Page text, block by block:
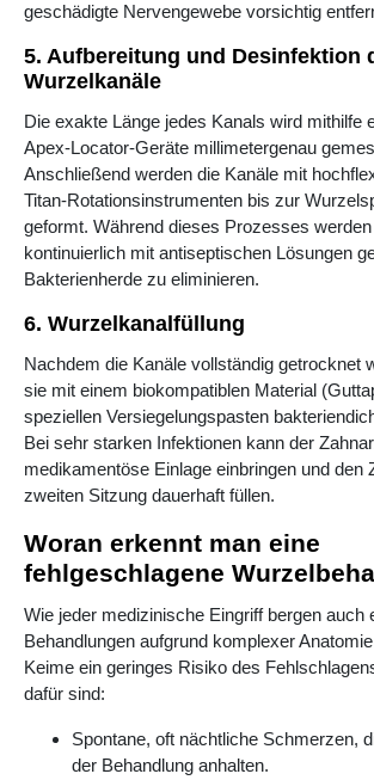
geschädigte Nervengewebe vorsichtig
5. Aufbereitung und Desinfektion
Wurzelkanäle
Die exakte Länge jedes Kanals wird mithilfe
Apex-Locator-Geräte millimetergenau
Anschließend werden die Kanäle mit
Titan-Rotationsinstrumenten bis zur
geformt. Während dieses Prozesses
kontinuierlich mit antiseptischen Lösungen
Bakterienherde zu eliminieren.
6. Wurzelkanalfüllung
Nachdem die Kanäle vollständig getrocknet
sie mit einem biokompatiblen Material
speziellen Versiegelungspasten
Bei sehr starken Infektionen kann der
medikamentöse Einlage einbringen und den
zweiten Sitzung dauerhaft füllen.
Woran erkennt man eine
fehlgeschlagene
Wie jeder medizinische Eingriff bergen auch
Behandlungen aufgrund komplexer
Keime ein geringes Risiko des
dafür sind:
Spontane, oft nächtliche Schmerzen,
der Behandlung anhalten.